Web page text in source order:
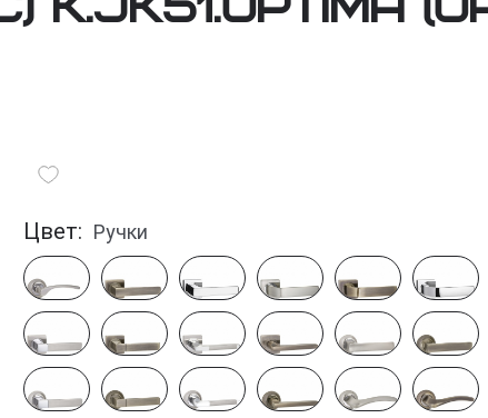
Цвет: Ручки